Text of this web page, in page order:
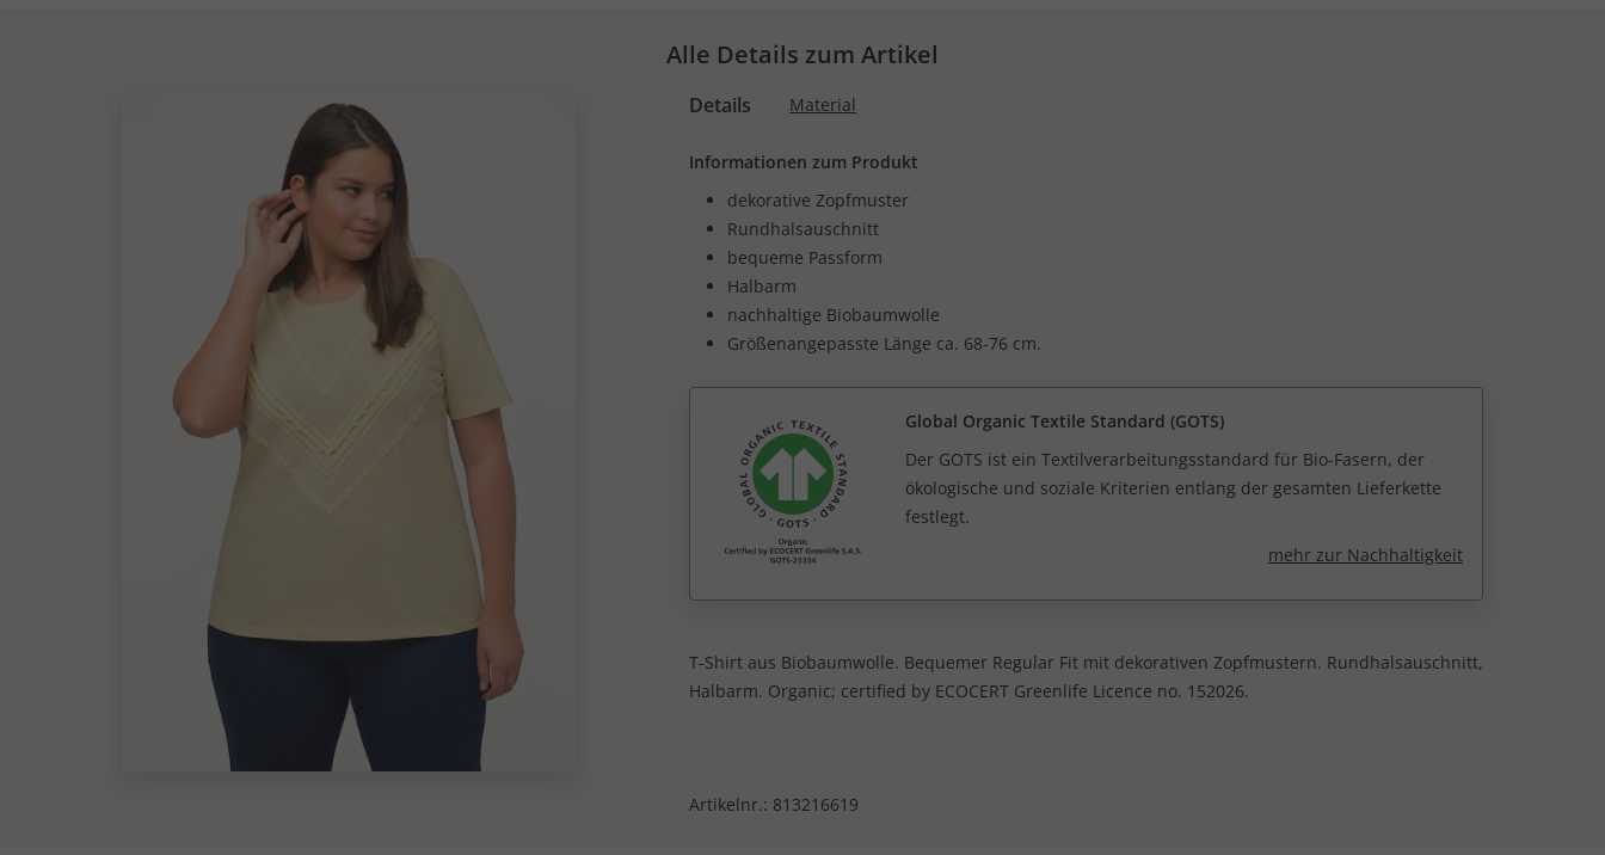
Alle Details zum Artikel
Details Material
Informationen zum Produkt
dekorative Zopfmuster
Rundhalsauschnitt
bequeme Passform
Halbarm
nachhaltige Biobaumwolle
Größenangepasste Länge ca. 68-76 cm.
Global Organic Textile Standard (GOTS)
Der GOTS ist ein Textilverarbeitungsstandard für Bio-Fasern, der
ökologische und soziale Kriterien entlang der gesamten Lieferkette
festlegt.
mehr zur Nachhaltigkeit
T-Shirt aus Biobaumwolle. Bequemer Regular Fit mit dekorativen Zopfmustern. Rundhalsauschnitt,
Halbarm. Organic; certified by ECOCERT Greenlife Licence no. 152026.
Artikelnr.: 813216619